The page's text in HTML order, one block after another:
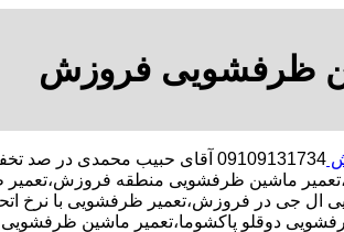
ظرفشویی فروزش
09109131734 آقای حبیب محمدی
،تعمیر ماشین ظرفشویی منطقه فروزش،تعمیر
جی در فروزش،تعمیر ظرفشویی با نرخ
دوقلو پاکشوما،تعمیر ماشین ظرفشویی